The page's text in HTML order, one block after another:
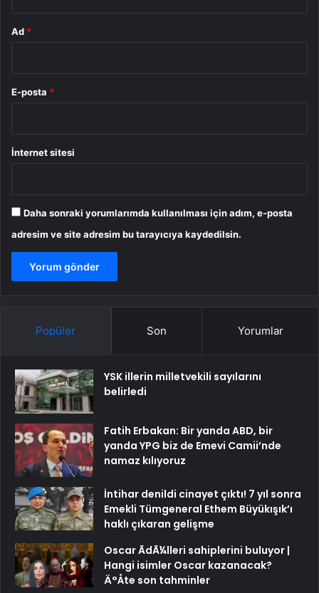
Ad *
E-posta *
İnternet sitesi
Daha sonraki yorumlarımda kullanılması için adım, e-posta
adresim ve site adresim bu tarayıcıya kaydedilsin.
Popüler Son Yorumlar
YSK illerin milletvekili sayılarını
belirledi
Fatih Erbakan: Bir yanda ABD, bir
yanda YPG biz de Emevi Camii’nde
namaz kılıyoruz
İntihar denildi cinayet çıktı! 7 yıl sonra
Emekli Tümgeneral Ethem Büyükışık’ı
haklı çıkaran gelişme
Oscar ÃdÃ¼lleri sahiplerini buluyor |
Hangi isimler Oscar kazanacak?
Ä°Åte son tahminler